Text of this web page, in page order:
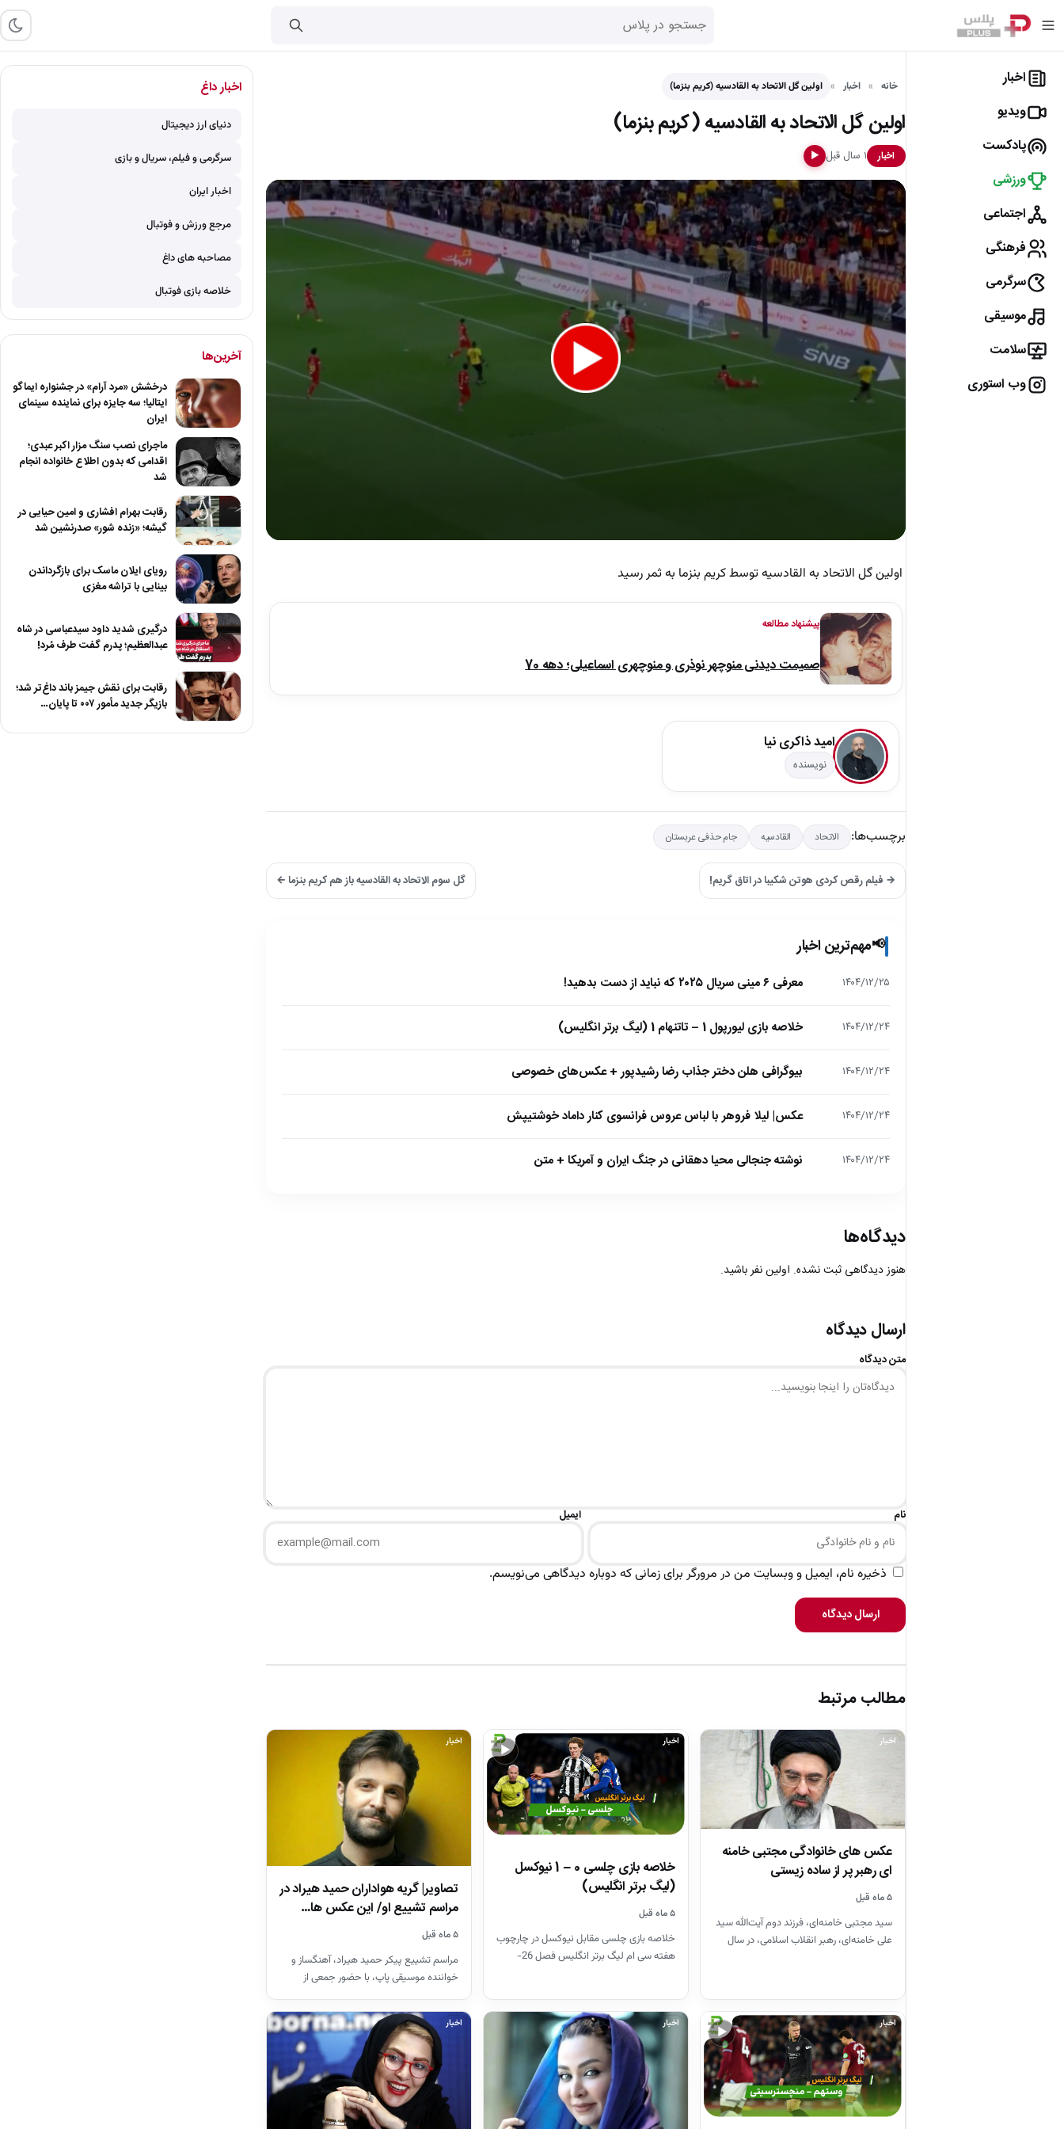
اخبار
ویدیو
پادکست
ورزشی
اجتماعی
فرهنگی
سرگرمی
موسیقی
سلامت
وب استوری
خانه اخبار اولین گل الاتحاد به القادسیه (کریم بنزما)
اولین گل الاتحاد به القادسیه (کریم بنزما)
اخبار ۱ سال قبل ▶
90%
اولین گل الاتحاد به القادسیه توسط کریم بنزما به ثمر رسید
پیشنهاد مطالعه
صمیمت دیدنی منوچهر نوذری و منوچهری اسماعیلی؛ دهه 70
امید ذاکری نیا
نویسنده
برچسب‌ها: الاتحاد القادسیه جام حذفی عربستان
→ فیلم رقص کردی هوتن شکیبا در اتاق گریم! گل سوم الاتحاد به القادسیه باز هم کریم بنزما ←
📢مهم‌ترین اخبار
۱۴۰۴/۱۲/۲۵ معرفی ۶ مینی سریال ۲۰۲۵ که نباید از دست بدهید!
۱۴۰۴/۱۲/۲۴ خلاصه بازی لیورپول 1 – تاتنهام 1 (لیگ برتر انگلیس)
۱۴۰۴/۱۲/۲۴ بیوگرافی هلن دختر جذاب رضا رشیدپور + عکس‌های خصوصی
۱۴۰۴/۱۲/۲۴ عکس| لیلا فروهر با لباس عروس فرانسوی کنار داماد خوشتیپش
۱۴۰۴/۱۲/۲۴ نوشته جنجالی محیا دهقانی در جنگ ایران و آمریکا + متن
دیدگاه‌ها
هنوز دیدگاهی ثبت نشده. اولین نفر باشید.
ارسال دیدگاه
متن دیدگاه
نام ایمیل
ذخیره نام، ایمیل و وبسایت من در مرورگر برای زمانی که دوباره دیدگاهی می‌نویسم.
ارسال دیدگاه
مطالب مرتبط
اخبار
عکس های خانوادگی مجتبی خامنه
ای رهبر پر از ساده زیستی
۵ ماه قبل
سید مجتبی خامنه‌ای، فرزند دوم آیت‌الله سید
علی خامنه‌ای، رهبر انقلاب اسلامی، در سال
▶
اخبار
خلاصه بازی چلسی 0 – 1 نیوکسل
(لیگ برتر انگلیس)
۵ ماه قبل
خلاصه بازی چلسی مقابل نیوکسل در چارچوب
هفته سی ام لیگ برتر انگلیس فصل 26-
اخبار
تصاویر| گریه هواداران حمید هیراد در
مراسم تشییع او/ این عکس ها…
۵ ماه قبل
مراسم تشییع پیکر حمید هیراد، آهنگساز و
خواننده موسیقی پاپ، با حضور جمعی از
▶
اخبار اخبار اخبار
اخبار داغ
دنیای ارز دیجیتال
سرگرمی و فیلم، سریال و بازی
اخبار ایران
مرجع ورزش و فوتبال
مصاحبه های داغ
خلاصه بازی فوتبال
آخرین‌ها
درخشش «مرد آرام» در جشنواره ایماگو
ایتالیا؛ سه جایزه برای نماینده سینمای
ایران
ماجرای نصب سنگ مزار اکبر عبدی؛
اقدامی که بدون اطلاع خانواده انجام
شد
رقابت بهرام افشاری و امین حیایی در
گیشه؛ «زنده شور» صدرنشین شد
رویای ایلان ماسک برای بازگرداندن
بینایی با تراشه مغزی
درگیری شدید داود سیدعباسی در شاه
عبدالعظیم؛ پدرم گفت طرف مُرد!
رقابت برای نقش جیمز باند داغ‌تر شد؛
بازیگر جدید مأمور ۰۰۷ تا پایان…